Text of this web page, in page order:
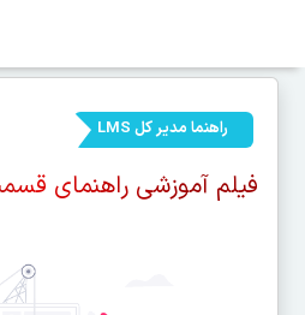
راهنما مدیر کل LMS
فیلم آموزشی راهنمای